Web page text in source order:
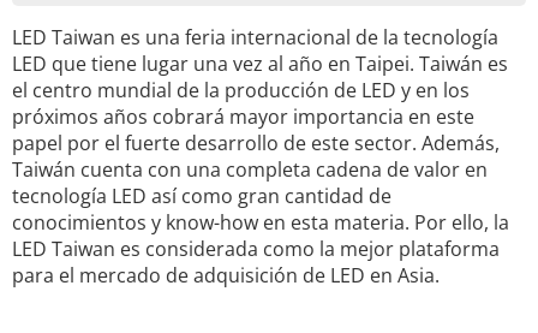
LED Taiwan es una feria internacional de la tecnología
LED que tiene lugar una vez al año en Taipei. Taiwán es
el centro mundial de la producción de LED y en los
próximos años cobrará mayor importancia en este
papel por el fuerte desarrollo de este sector. Además,
Taiwán cuenta con una completa cadena de valor en
tecnología LED así como gran cantidad de
conocimientos y know-how en esta materia. Por ello, la
LED Taiwan es considerada como la mejor plataforma
para el mercado de adquisición de LED en Asia.